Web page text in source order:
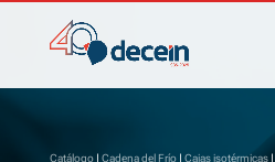
Catálogo| Cadena del Frío| Cajas isotérmicas|